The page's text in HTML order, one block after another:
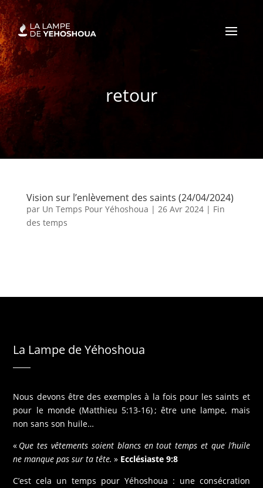
retour
Vision sur l’enlèvement des saints (24/04/2024)
par Un Temps Pour Yéhoshoua | 26 Avr 2024| Fin
des temps
La Lampe de Yéhoshoua
Nous devons être des exemples à la fois pour les saints et
pour le monde (Matthieu 5:13-16) ; être une lampe, mais
non sans son huile…
« Que tes vêtements soient blancs en tout temps et que l’huile
ne manque pas sur ta tête. » Ecclésiaste 9:8
C’est cela un temps pour Yéhoshoua : une consécration